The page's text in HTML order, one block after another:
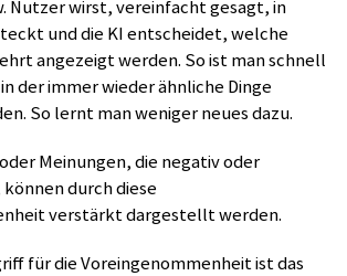
Nutzer wirst, vereinfacht gesagt, in
und die KI entscheidet, welche
angezeigt werden. So ist man schnell
der immer wieder ähnliche Dinge
So lernt man weniger neues dazu.
Meinungen, die negativ oder
durch diese
verstärkt dargestellt werden.
für die Voreingenommenheit ist das